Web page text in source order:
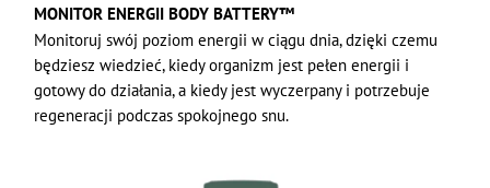
MONITOR ENERGII BODY BATTERY™
Monitoruj swój poziom energii w ciągu dnia, dzięki czemu
będziesz wiedzieć, kiedy organizm jest pełen energii i
gotowy do działania, a kiedy jest wyczerpany i potrzebuje
regeneracji podczas spokojnego snu.